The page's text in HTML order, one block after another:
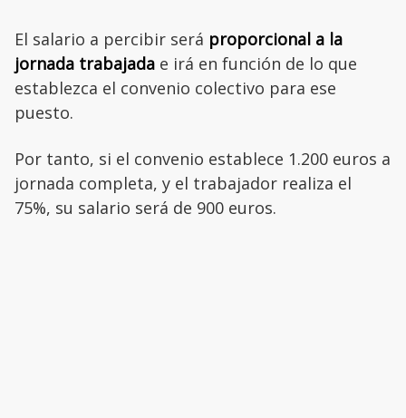
El salario a percibir será proporcional a la
jornada trabajada e irá en función de lo que
establezca el convenio colectivo para ese
puesto.
Por tanto, si el convenio establece 1.200 euros a
jornada completa, y el trabajador realiza el
75%, su salario será de 900 euros.